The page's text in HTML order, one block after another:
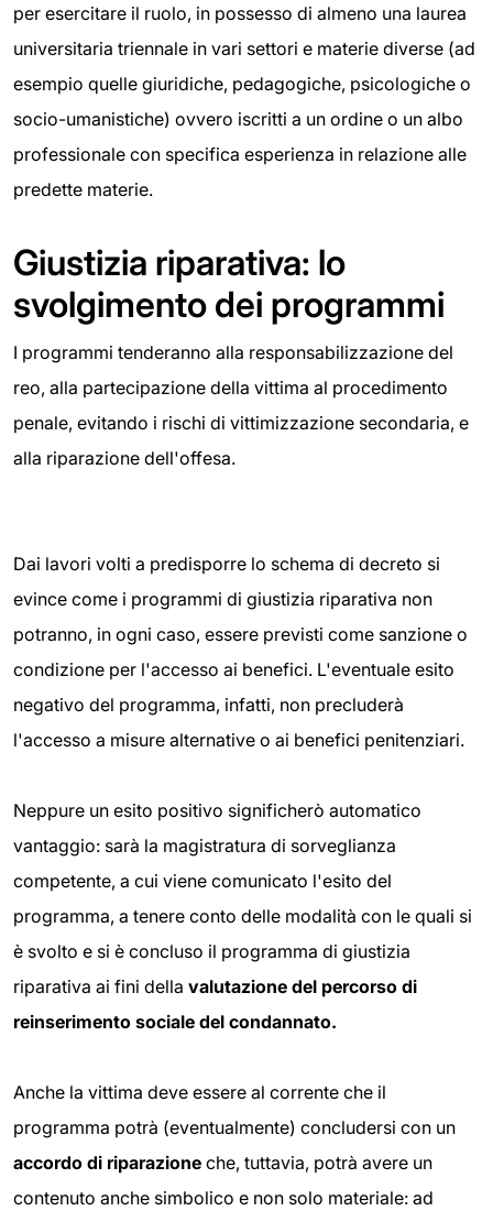
per esercitare il ruolo, in possesso di almeno una laurea
universitaria triennale in vari settori e materie diverse (ad
esempio quelle giuridiche, pedagogiche, psicologiche o
socio-umanistiche) ovvero iscritti a un ordine o un albo
professionale con specifica esperienza in relazione alle
predette materie.
Giustizia riparativa: lo
svolgimento dei programmi
I programmi tenderanno alla responsabilizzazione del
reo, alla partecipazione della vittima al procedimento
penale, evitando i rischi di vittimizzazione secondaria, e
alla riparazione dell'offesa.
Dai lavori volti a predisporre lo schema di decreto si
evince come i programmi di giustizia riparativa non
potranno, in ogni caso, essere previsti come sanzione o
condizione per l'accesso ai benefici. L'eventuale esito
negativo del programma, infatti, non precluderà
l'accesso a misure alternative o ai benefici penitenziari.
Neppure un esito positivo significherò automatico
vantaggio: sarà la magistratura di sorveglianza
competente, a cui viene comunicato l'esito del
programma, a tenere conto delle modalità con le quali si
è svolto e si è concluso il programma di giustizia
riparativa ai fini della valutazione del percorso di
reinserimento sociale del condannato.
Anche la vittima deve essere al corrente che il
programma potrà (eventualmente) concludersi con un
accordo di riparazione che, tuttavia, potrà avere un
contenuto anche simbolico e non solo materiale: ad